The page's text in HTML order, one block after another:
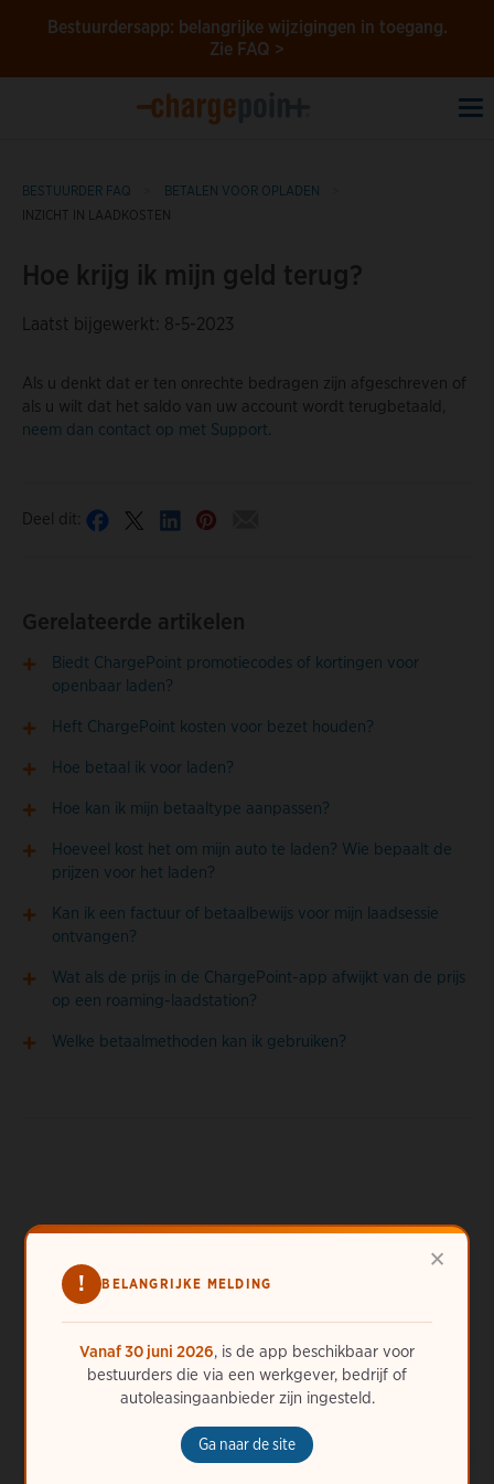
×
! BELANGRIJKE MELDING
Vanaf 30 juni 2026, is de app beschikbaar voor
bestuurders die via een werkgever, bedrijf of
autoleasingaanbieder zijn ingesteld.
Ga naar de site
Bestuurdersapp: belangrijke wijzigingen in toegang.
Zie FAQ >
BESTUURDER FAQ
BETALEN VOOR OPLADEN
INZICHT IN LAADKOSTEN
Hoe krijg ik mijn geld terug?
Laatst bijgewerkt: 8-5-2023
Als u denkt dat er ten onrechte bedragen zijn afgeschreven of
als u wilt dat het saldo van uw account wordt terugbetaald,
neem dan contact op met Support.
Deel dit:
Gerelateerde artikelen
Biedt ChargePoint promotiecodes of kortingen voor
openbaar laden?
Heft ChargePoint kosten voor bezet houden?
Hoe betaal ik voor laden?
Hoe kan ik mijn betaaltype aanpassen?
Hoeveel kost het om mijn auto te laden? Wie bepaalt de
prijzen voor het laden?
Kan ik een factuur of betaalbewijs voor mijn laadsessie
ontvangen?
Wat als de prijs in de ChargePoint-app afwijkt van de prijs
op een roaming-laadstation?
Welke betaalmethoden kan ik gebruiken?
Meer hulp nodig?
ChargePoint staat altijd voor u klaar. Bel ons 24/7 op